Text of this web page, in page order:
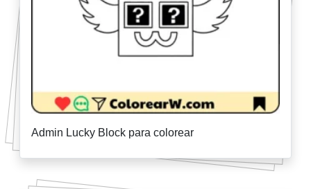
Admin Lucky Block para colorear